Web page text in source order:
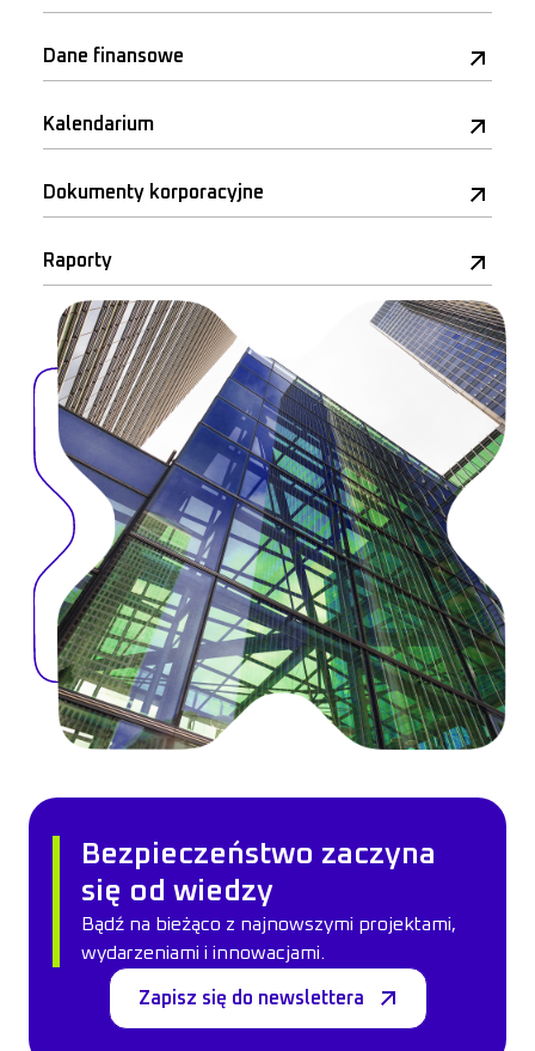
Dane finansowe
Kalendarium
Dokumenty korporacyjne
Raporty
Bezpieczeństwo zaczyna
się od wiedzy
Bądź na bieżąco z najnowszymi projektami,
wydarzeniami i innowacjami.
Zapisz się do newslettera